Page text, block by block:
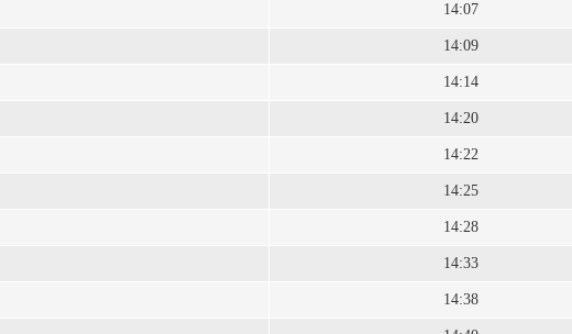
14:07
14:09
14:14
14:20
14:22
14:25
14:28
14:33
14:38